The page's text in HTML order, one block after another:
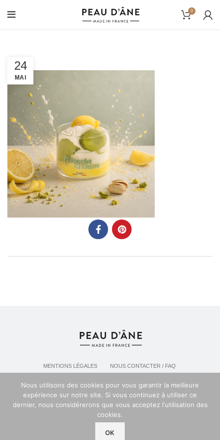
0
24
MAI
MENTIONS LÉGALES
NOUS CONTACTER / FAQ
POLITIQUE DE CONFIDENTIALITÉ
Espace professionel PEAU D'ANE
Nous utilisons des cookies pour vous garantir la meilleure
expérience sur notre site. Si vous continuez à utiliser ce
dernier, nous considérerons que vous acceptez l'utilisation des
cookies.
OK